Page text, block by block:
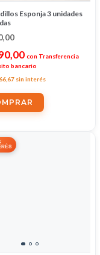
Esponja 3 unidades
con Transferencia
bancario
sin interés